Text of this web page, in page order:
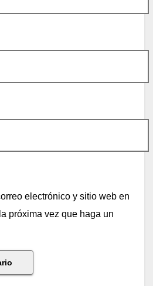
electrónico y sitio web en
próxima vez que haga un